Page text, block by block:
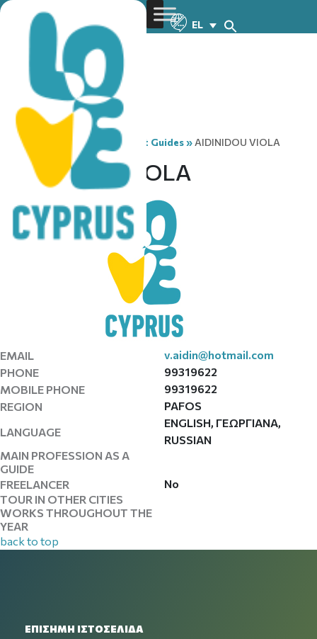
EL
You are here: Home Tourist Guides» AIDINIDOU VIOLA
AIDINIDOU VIOLA
EMAIL
v.aidin@hotmail.com
PHONE
99319622
MOBILE PHONE
99319622
REGION
PAFOS
LANGUAGE
ENGLISH, ΓΕΩΡΓΙΑΝΑ,
RUSSIAN
MAIN PROFESSION AS A
GUIDE
FREELANCER
No
TOUR IN OTHER CITIES
WORKS THROUGHOUT THE
YEAR
back to top
ΕΠΙΣΗΜΗ ΙΣΤΟΣΕΛΙΔΑ